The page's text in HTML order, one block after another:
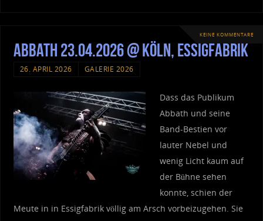
KEINE KOMMENTARE
Abbath 23.04.2026 @ Köln, Essigfabrik
26. APRIL 2026 GALERIE 2026
Dass das Publikum
Abbath und seine
Band-Bestien vor
lauter Nebel und
wenig Licht kaum auf
der Bühne sehen
konnte, schien der
Meute in in Essigfabrik völlig am Arsch vorbeizugehen. Sie